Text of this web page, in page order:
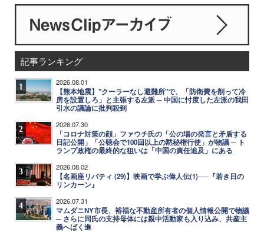
記事ランキング
1 2026.08.01
【熊本地震】"クーラーなし避難所"で、「防衛費を削って冷
房を設置しろ」と主張する左派 ─ 中国に忖度した左派の我田
引水の議論に批判殺到
2 2026.07.30
「コロナ対策の顔」ファウチ氏の「公の場の発言と矛盾する
日記公開」「公聴会で100回以上の黙秘権行使」が物議 ─ ト
ランプ政権の最終的な狙いは「中国の責任追及」にある
3 2026.08.02
【名画座リバティ (29)】映画で学ぶ偉人伝(1)──『若き日の
リンカーン』
4 2026.07.31
マムダニNY市長、裕福な不動産所有者の個人情報公開で物議
─ さらに同氏の支持母体には親中活動家も入り込み、共産主
義へばく進